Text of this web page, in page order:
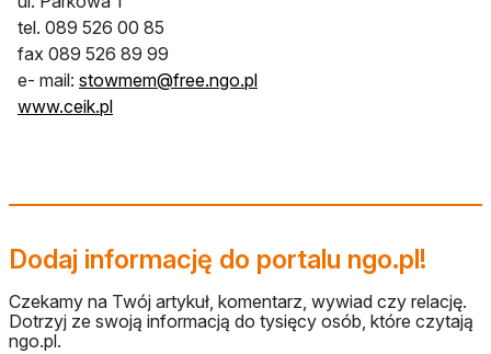
tel. 089 526 00 85
fax 089 526 89 99
e- mail: stowmem@free.ngo.pl
www.ceik.pl
Dodaj informację do portalu ngo.pl!
Czekamy na Twój artykuł, komentarz, wywiad czy relację.
Dotrzyj ze swoją informacją do tysięcy osób, które czytają
ngo.pl.